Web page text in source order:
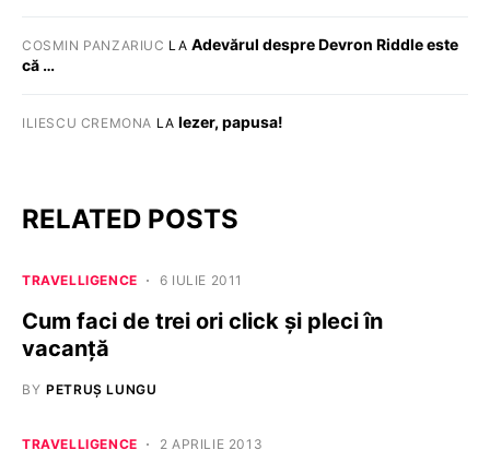
COSMIN PANZARIUC LA Adevărul despre Devron Riddle este
că …
ILIESCU CREMONA LA Iezer, papusa!
RELATED POSTS
TRAVELLIGENCE 6 IULIE 2011
Cum faci de trei ori click și pleci în
vacanță
BY PETRUȘ LUNGU
TRAVELLIGENCE 2 APRILIE 2013